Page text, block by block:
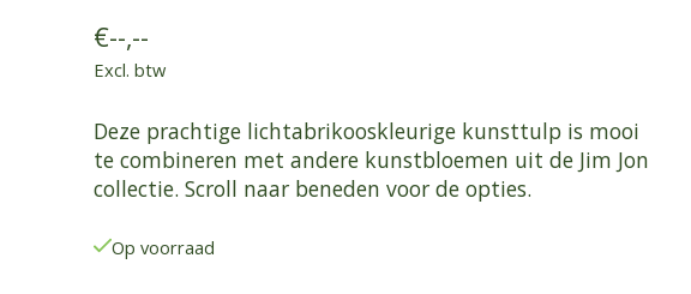
€--,--
Excl. btw
Deze prachtige lichtabrikooskleurige kunsttulp is mooi
te combineren met andere kunstbloemen uit de Jim Jon
collectie. Scroll naar beneden voor de opties.
Op voorraad